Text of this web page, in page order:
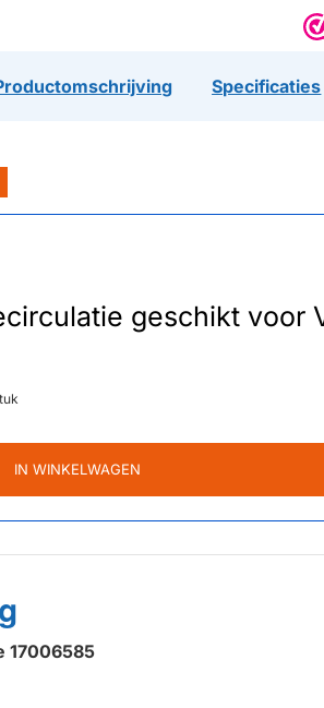
Specificaties
geschikt voor
IN WINKELWAGEN
17006585